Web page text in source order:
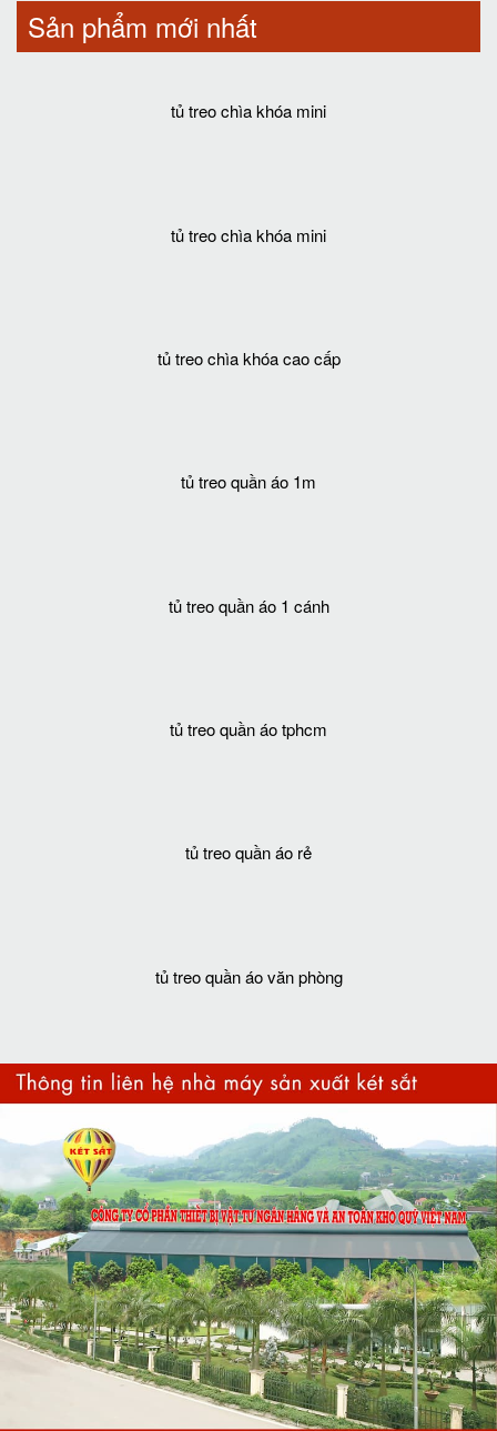
Sản phẩm mới nhất
tủ treo chìa khóa mini
tủ treo chìa khóa mini
tủ treo chìa khóa cao cấp
tủ treo quần áo 1m
tủ treo quần áo 1 cánh
tủ treo quần áo tphcm
tủ treo quần áo rẻ
tủ treo quần áo văn phòng